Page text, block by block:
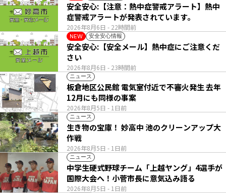
2026年8月6日 - 22時間前
安全安心:【注意：熱中症警戒アラート】熱中
症警戒アラートが発表されています。
NEW 安全安心情報
2026年8月6日 - 23時間前
安全安心:【安全メール】熱中症にご注意くだ
さい
ニュース
2026年8月5日 - 1日前
板倉地区公民館 電気室付近で不審火発生 去年
12月にも同様の事案
ニュース
2026年8月5日 - 1日前
生き物の宝庫！ 妙高中 池のクリーンアップ大
作戦
ニュース
2026年8月5日 - 1日前
中学生硬式野球チーム「上越ヤング」4選手が
国際大会へ！小菅市長に意気込み語る